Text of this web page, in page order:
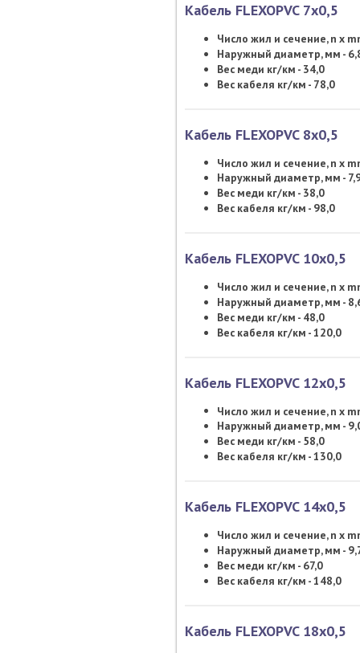
Кабель FLEXOPVC 7х0,5
Число жил и сечение, n x
Наружный диаметр, мм -
Вес меди кг/км - 34,0
Вес кабеля кг/км - 78,0
Кабель FLEXOPVC 8х0,5
Число жил и сечение, n x
Наружный диаметр, мм -
Вес меди кг/км - 38,0
Вес кабеля кг/км - 98,0
Кабель FLEXOPVC 10х0,5
Число жил и сечение, n x
Наружный диаметр, мм -
Вес меди кг/км - 48,0
Вес кабеля кг/км - 120,0
Кабель FLEXOPVC 12х0,5
Число жил и сечение, n x
Наружный диаметр, мм -
Вес меди кг/км - 58,0
Вес кабеля кг/км - 130,0
Кабель FLEXOPVC 14х0,5
Число жил и сечение, n x
Наружный диаметр, мм -
Вес меди кг/км - 67,0
Вес кабеля кг/км - 148,0
Кабель FLEXOPVC 18х0,5